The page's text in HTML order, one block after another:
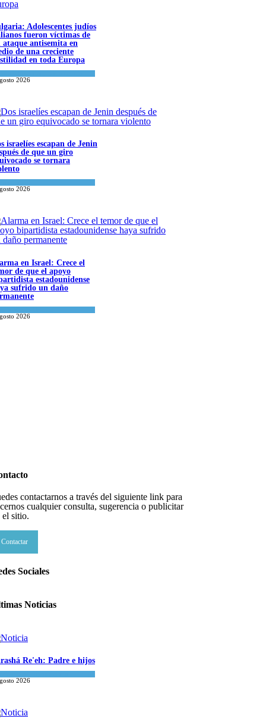
Adolescentes judíos
fueron víctimas de
ataque antisemita en
de una creciente
en toda Europa
2026
israelíes escapan de Jenin
de que un giro
se tornara
2026
en Israel: Crece el
de que el apoyo
estadounidense
sufrido un daño
2026
contactarnos a través del siguiente link para
cualquier consulta, sugerencia o publicitar
el sitio.
Contactar
Sociales
Noticias
Re'eh: Padre e hijos
2026